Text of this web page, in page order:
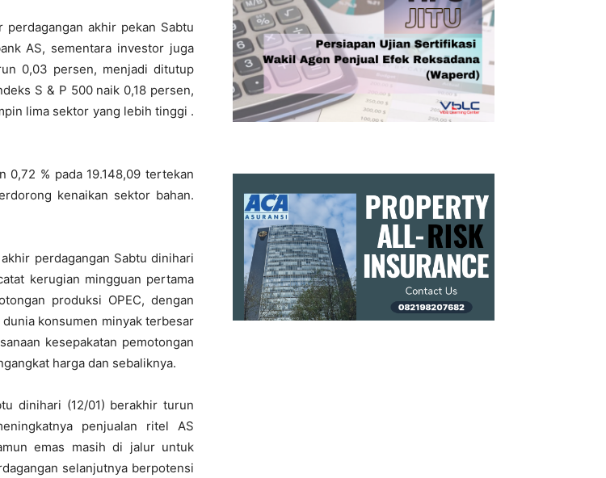
akhir pekan Sabtu
AS, sementara investor juga
0,03 persen, menjadi ditutup
S & P 500 naik 0,18 persen,
lima sektor yang lebih tinggi .
% pada 19.148,09 tertekan
kenaikan sektor bahan.
perdagangan Sabtu dinihari
kerugian mingguan pertama
produksi OPEC, dengan
konsumen minyak terbesar
kesepakatan pemotongan
harga dan sebaliknya.
dinihari (12/01) berakhir turun
penjualan ritel AS
emas masih di jalur untuk
selanjutnya berpotensi